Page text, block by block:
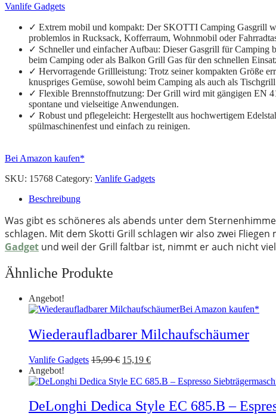
Vanlife Gadgets
✓ Extrem mobil und kompakt: Der SKOTTI Camping Gasgrill
problemlos in Rucksack, Kofferraum, Wohnmobil oder
✓ Schneller und einfacher Aufbau: Dieser Gasgrill für Camping
beim Camping oder als Balkon Grill Gas für den schnellen
✓ Hervorragende Grillleistung: Trotz seiner kompakten Größe
knuspriges Gemüse, sowohl beim Camping als auch als
✓ Flexible Brennstoffnutzung: Der Grill wird mit gängigen EN
spontane und vielseitige Anwendungen.
✓ Robust und pflegeleicht: Hergestellt aus hochwertigem
spülmaschinenfest und einfach zu reinigen.
Bei Amazon kaufen*
SKU: 15768 Category: Vanlife Gadgets
Beschreibung
Was gibt es schöneres als abends unter dem
schlagen. Mit dem Skotti Grill schlagen wir also zwei
Gadget und weil der Grill faltbar ist, nimmt er auch nicht viel
Ähnliche Produkte
Angebot!
Bei Amazon kaufen*
Wiederaufladbarer Milchaufschäumer
Vanlife Gadgets 15,99€ Ursprünglicher
war:
15,19 €Aktueller
ist:
Angebot!
DeLonghi Dedica Style EC 685.B –